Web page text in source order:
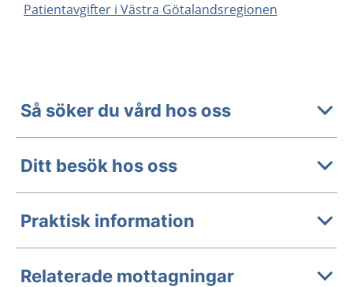
Patientavgifter i Västra Götalandsregionen
Så söker du vård hos oss
Ditt besök hos oss
Praktisk information
Relaterade mottagningar